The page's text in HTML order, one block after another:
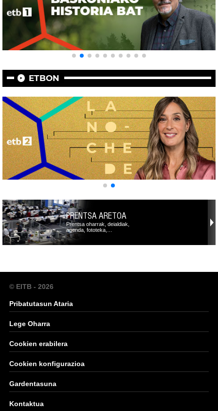
ETBON
PRENTSA ARETOA
Prentsa oharrak, deialdiak,
agenda, fototeka,…
© EITB - 2026
Pribatutasun Ataria
Lege Oharra
Cookien erabilera
Cookien konfigurazioa
Gardentasuna
Kontaktua